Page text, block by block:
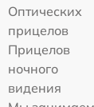
Оптических
прицелов
Прицелов
ночного
видения